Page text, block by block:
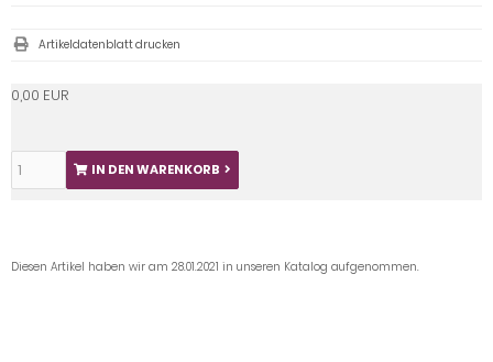
0,00 EUR
IN DEN WARENKORB
Artikeldatenblatt drucken
Diesen Artikel haben wir am 28.01.2021 in unseren Katalog aufgenommen.